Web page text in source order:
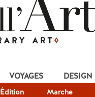
Édition Marche
VOYAGES DESIGN